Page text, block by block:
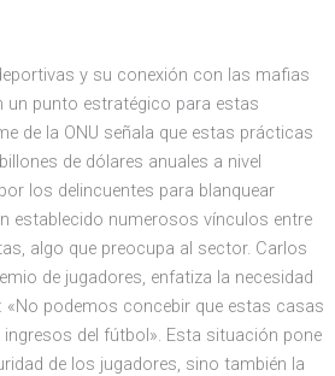
y su conexión con las mafias
un punto estratégico para estas
de la ONU señala que estas prácticas
de dólares anuales a nivel
los delincuentes para blanquear
establecido numerosos vínculos entre
algo que preocupa al sector. Carlos
de jugadores, enfatiza la necesidad
«No podemos concebir que estas casas
ingresos del fútbol». Esta situación pone
de los jugadores, sino también la